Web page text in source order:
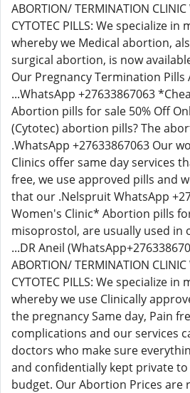
ABORTION/ TERMINATION
CYTOTEC PILLS: We specialize
whereby we Medical abortion,
surgical abortion, is now
Our Pregnancy Termination Pills
...WhatsApp +27633867063
Abortion pills for sale 50% Off
(Cytotec) abortion pills? The
.WhatsApp +27633867063 Our
Clinics offer same day services
free, we use approved pills and
that our .Nelspruit WhatsApp
Women's Clinic* Abortion pills
misoprostol, are usually used
...DR Aneil
ABORTION/ TERMINATION
CYTOTEC PILLS: We specialize
whereby we use Clinically
the pregnancy Same day, Pain
complications and our services
doctors who make sure
and confidentially kept private
budget. Our Abortion Prices are